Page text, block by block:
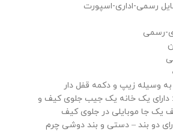
رسمی-اداری-اسپورت
رسمی
وسیله زیپ و دکمه قفل دار
دارای یک خانه یک جیب جلوی کیف و
جا موبایلی در جلوی کیف
دو بند – دستی و بند دوشی چرم